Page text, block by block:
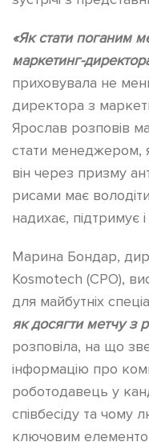
«Як стати поганим
маркетинг-
приховувала не
директора з
Ярослав розповів
стати менеджером,
він через призму
рисами має
надихає, підтримує
Марина Бондар,
Kosmotech (СРО),
для майбутніх
як досягти метчу з
розповіла, на що
інформацію про
роботодавець у
співбесіду та чому
ключовим